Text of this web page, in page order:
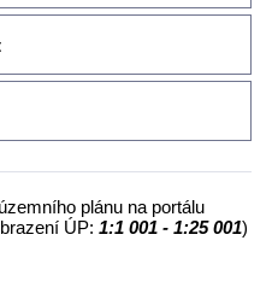
plánu na portálu
ÚP:1:1 001 - 1:25 001)